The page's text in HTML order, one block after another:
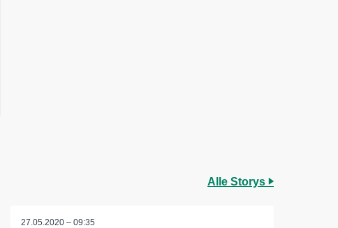
Alle Storys
27.05.2020 – 09:35